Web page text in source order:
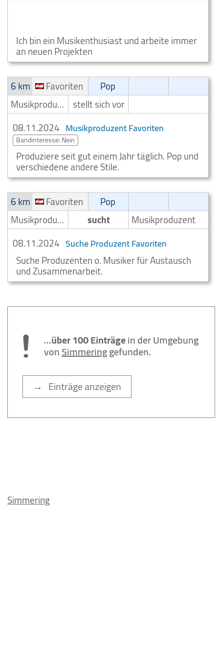
Ich bin ein Musikenthusiast und arbeite immer
an neuen Projekten
6 km
Favoriten
Pop
Musikproduzent stellt sich vor
08.11.2024 Musikproduzent Favoriten
Bandinteresse: Nein
Produziere seit gut einem Jahr täglich. Pop und
verschiedene andere Stile.
6 km
Favoriten
Pop
Musikproduzent
sucht
Musikproduzent
08.11.2024 Suche Produzent Favoriten
Suche Produzenten o. Musiker für Austausch
und Zusammenarbeit.
...über 100 Einträgein der Umgebung
vonSimmeringgefunden.
→ Einträge anzeigen
Simmering